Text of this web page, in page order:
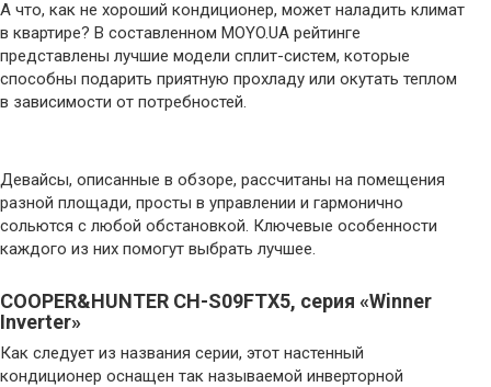
А что, как не хороший кондиционер, может наладить климат
в квартире? В составленном MOYO.UA рейтинге
представлены лучшие модели сплит-систем, которые
способны подарить приятную прохладу или окутать теплом
в зависимости от потребностей.
Девайсы, описанные в обзоре, рассчитаны на помещения
разной площади, просты в управлении и гармонично
сольются с любой обстановкой. Ключевые особенности
каждого из них помогут выбрать лучшее.
COOPER&HUNTER CH-S09FTX5, серия «Winner
Inverter»
Как следует из названия серии, этот настенный
кондиционер оснащен так называемой инверторной